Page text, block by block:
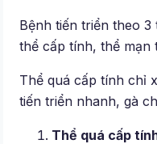
Bệnh tiến triển theo
thể cấp tính, thể mạn
Thể quá cấp tính chỉ
tiến triển nhanh, gà
Thể quá cấp